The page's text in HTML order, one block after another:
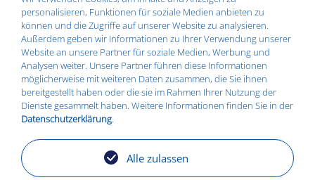
Silbitz Group GmbH
Dr.- Maruschky - Straße 2
07613 Silbitz
Telefon:+49 36693 579010
E-Mail:info@silbitz-group.com
STANDORTE
Silbitz
Zeitz
personalisieren, Funktionen für soziale Medien anbieten zu
können und die Zugriffe auf unserer Website zu analysieren.
Außerdem geben wir Informationen zu Ihrer Verwendung unserer
Website an unsere Partner für soziale Medien, Werbung und
Analysen weiter. Unsere Partner führen diese Informationen
möglicherweise mit weiteren Daten zusammen, die Sie ihnen
bereitgestellt haben oder die sie im Rahmen Ihrer Nutzung der
Dienste gesammelt haben. Weitere Informationen finden Sie in der
Datenschutzerklärung.
Alle zulassen